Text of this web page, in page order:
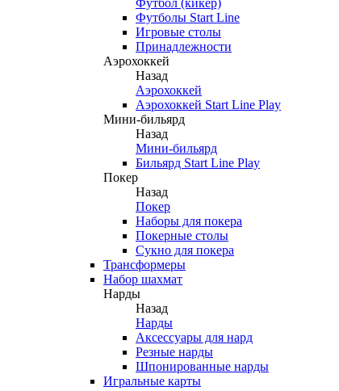
Футбол (кикер)
Футболы Start Line
Игровые столы
Принадлежности
Аэрохоккей
Назад
Аэрохоккей
Аэрохоккей Start Line Play
Мини-бильярд
Назад
Мини-бильярд
Бильярд Start Line Play
Покер
Назад
Покер
Наборы для покера
Покерные столы
Сукно для покера
Трансформеры
Набор шахмат
Нарды
Назад
Нарды
Аксессуары для нард
Резные нарды
Шпонированные нарды
Игральные карты